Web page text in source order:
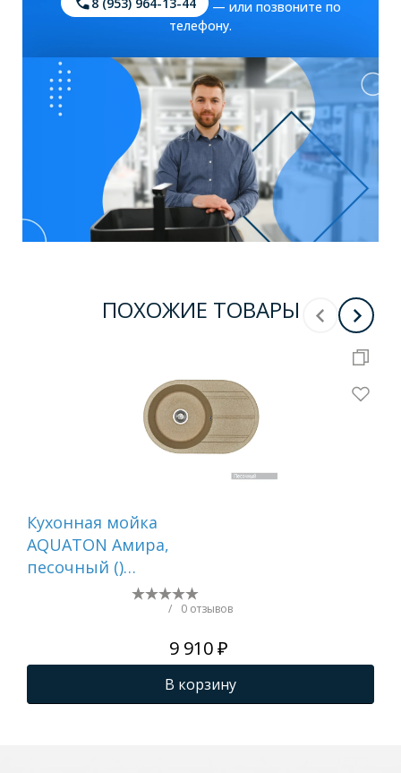
— или позвоните по
телефону.
ПОХОЖИЕ ТОВАРЫ
Кухонная мойка
AQUATON Амира,
песочный ()
1A712932AI220
/ 0 отзывов
9 910 ₽
В корзину